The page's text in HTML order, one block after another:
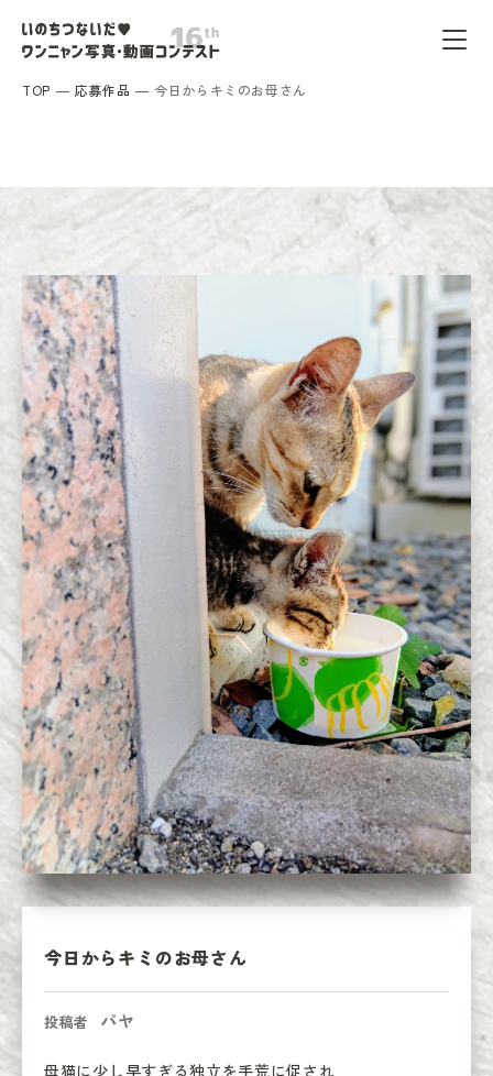
TOP 応募作品 今日からキミのお母さん
今日からキミのお母さん
投稿者 パヤ
母猫に少し早すぎる独立を手荒に促され